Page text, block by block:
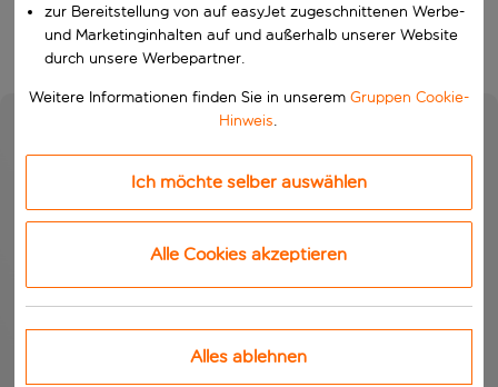
Suchen
zur Bereitstellung von auf easyJet zugeschnittenen Werbe-
und Marketinginhalten auf und außerhalb unserer Website
durch unsere Werbepartner.
Weitere Informationen finden Sie in unserem Gruppen Cookie-
Hinweis.
Ich möchte selber auswählen
Alle Cookies akzeptieren
Alles ablehnen